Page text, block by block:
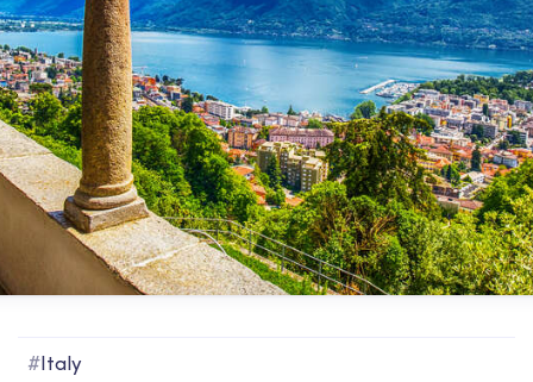
#Italy